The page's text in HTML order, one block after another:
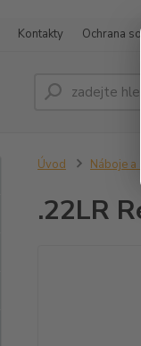
Kontakty Ochrana
Úvod Náboje
.22LR